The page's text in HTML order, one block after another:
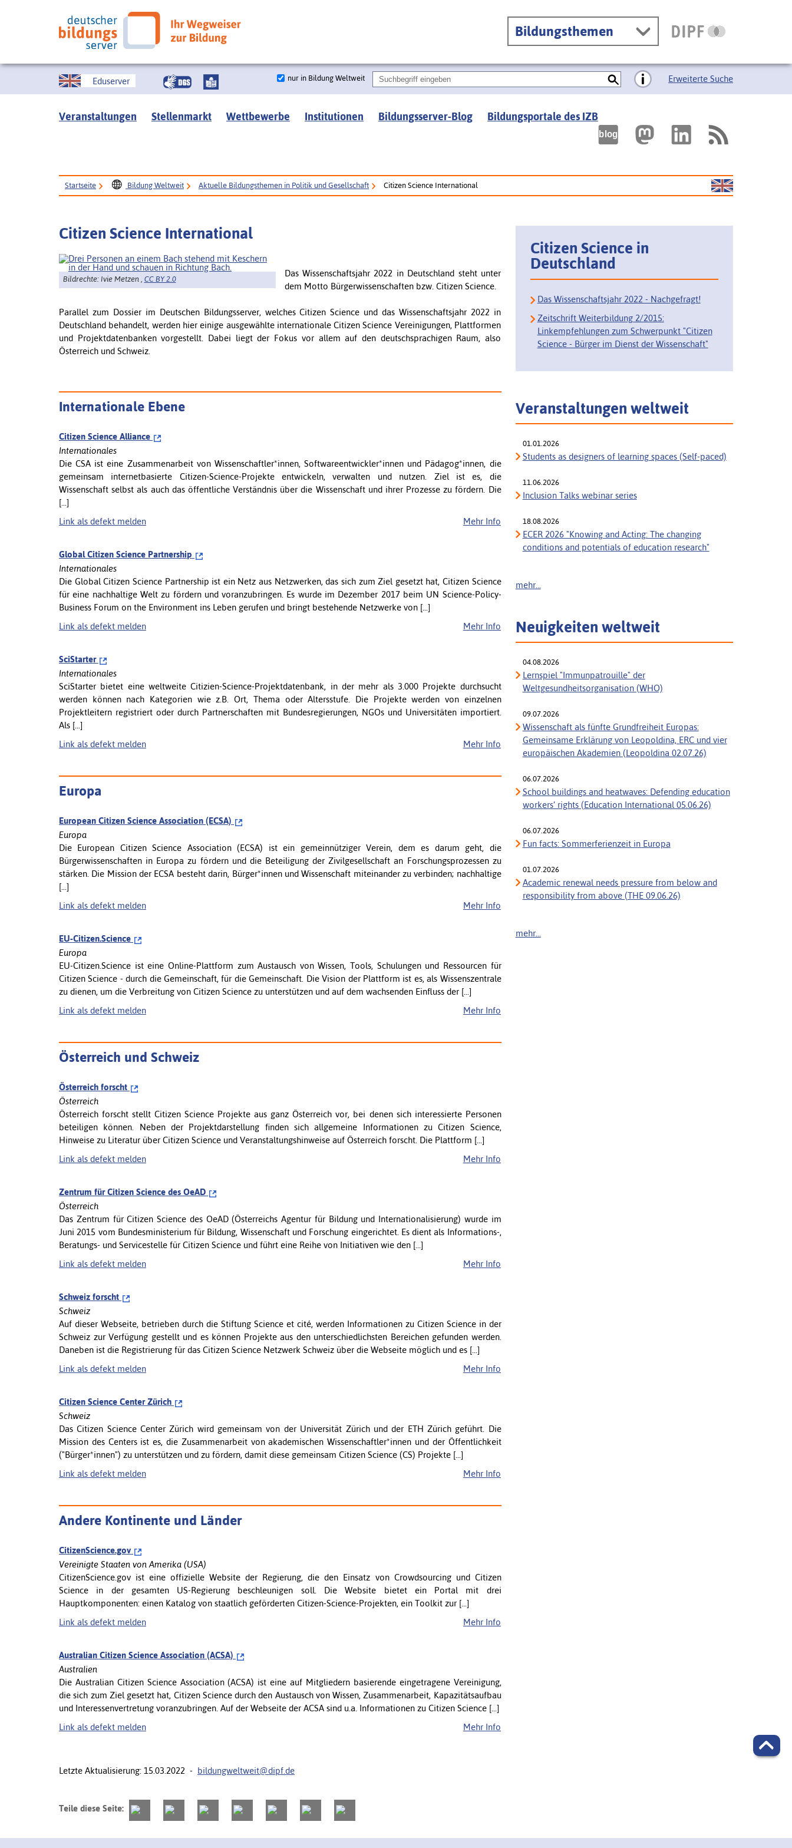
Bildungsthemen
Eduserver nur in Bildung Weltweit Erweiterte Suche
Veranstaltungen Stellenmarkt Wettbewerbe Institutionen Bildungsserver-Blog Bildungsportale des IZB
Startseite Bildung Weltweit Aktuelle Bildungsthemen in Politik und Gesellschaft Citizen Science International
Citizen Science International
Bildrechte: Ivie Metzen , CC BY 2.0
Das Wissenschaftsjahr 2022 in Deutschland steht unter
dem Motto Bürgerwissenschaften bzw. Citizen Science.
Parallel zum Dossier im Deutschen Bildungsserver, welches Citizen Science und das Wissenschaftsjahr 2022 in
Deutschland behandelt, werden hier einige ausgewählte internationale Citizen Science Vereinigungen, Plattformen
und Projektdatenbanken vorgestellt. Dabei liegt der Fokus vor allem auf den deutschsprachigen Raum, also
Österreich und Schweiz.
Internationale Ebene
Citizen Science Alliance
Internationales
Die CSA ist eine Zusammenarbeit von Wissenschaftler*innen, Softwareentwickler*innen und Pädagog*innen, die
gemeinsam internetbasierte Citizen-Science-Projekte entwickeln, verwalten und nutzen. Ziel ist es, die
Wissenschaft selbst als auch das öffentliche Verständnis über die Wissenschaft und ihrer Prozesse zu fördern. Die
[...]
Mehr Info
Link als defekt melden
Global Citizen Science Partnership
Internationales
Die Global Citizen Science Partnership ist ein Netz aus Netzwerken, das sich zum Ziel gesetzt hat, Citizen Science
für eine nachhaltige Welt zu fördern und voranzubringen. Es wurde im Dezember 2017 beim UN Science-Policy-
Business Forum on the Environment ins Leben gerufen und bringt bestehende Netzwerke von [...]
Mehr Info
Link als defekt melden
SciStarter
Internationales
SciStarter bietet eine weltweite Citizien-Science-Projektdatenbank, in der mehr als 3.000 Projekte durchsucht
werden können nach Kategorien wie z.B. Ort, Thema oder Altersstufe. Die Projekte werden von einzelnen
Projektleitern registriert oder durch Partnerschaften mit Bundesregierungen, NGOs und Universitäten importiert.
Als [...]
Mehr Info
Link als defekt melden
Europa
European Citizen Science Association (ECSA)
Europa
Die European Citizen Science Association (ECSA) ist ein gemeinnütziger Verein, dem es darum geht, die
Bürgerwissenschaften in Europa zu fördern und die Beteiligung der Zivilgesellschaft an Forschungsprozessen zu
stärken. Die Mission der ECSA besteht darin, Bürger*innen und Wissenschaft miteinander zu verbinden; nachhaltige
[...]
Mehr Info
Link als defekt melden
EU-Citizen.Science
Europa
EU-Citizen.Science ist eine Online-Plattform zum Austausch von Wissen, Tools, Schulungen und Ressourcen für
Citizen Science - durch die Gemeinschaft, für die Gemeinschaft. Die Vision der Plattform ist es, als Wissenszentrale
zu dienen, um die Verbreitung von Citizen Science zu unterstützen und auf dem wachsenden Einfluss der [...]
Mehr Info
Link als defekt melden
Österreich und Schweiz
Österreich forscht
Österreich
Österreich forscht stellt Citizen Science Projekte aus ganz Österreich vor, bei denen sich interessierte Personen
beteiligen können. Neben der Projektdarstellung finden sich allgemeine Informationen zu Citizen Science,
Hinweise zu Literatur über Citizen Science und Veranstaltungshinweise auf Österreich forscht. Die Plattform [...]
Mehr Info
Link als defekt melden
Zentrum für Citizen Science des OeAD
Österreich
Das Zentrum für Citizen Science des OeAD (Österreichs Agentur für Bildung und Internationalisierung) wurde im
Juni 2015 vom Bundesministerium für Bildung, Wissenschaft und Forschung eingerichtet. Es dient als Informations-,
Beratungs- und Servicestelle für Citizen Science und führt eine Reihe von Initiativen wie den [...]
Mehr Info
Link als defekt melden
Schweiz forscht
Schweiz
Auf dieser Webseite, betrieben durch die Stiftung Science et cité, werden Informationen zu Citizen Science in der
Schweiz zur Verfügung gestellt und es können Projekte aus den unterschiedlichsten Bereichen gefunden werden.
Daneben ist die Registrierung für das Citizen Science Netzwerk Schweiz über die Webseite möglich und es [...]
Mehr Info
Link als defekt melden
Citizen Science Center Zürich
Schweiz
Das Citizen Science Center Zürich wird gemeinsam von der Universität Zürich und der ETH Zürich geführt. Die
Mission des Centers ist es, die Zusammenarbeit von akademischen Wissenschaftler*innen und der Öffentlichkeit
("Bürger*innen") zu unterstützen und zu fördern, damit diese gemeinsam Citizen Science (CS) Projekte [...]
Mehr Info
Link als defekt melden
Andere Kontinente und Länder
CitizenScience.gov
Vereinigte Staaten von Amerika (USA)
CitizenScience.gov ist eine offizielle Website der Regierung, die den Einsatz von Crowdsourcing und Citizen
Science in der gesamten US-Regierung beschleunigen soll. Die Website bietet ein Portal mit drei
Hauptkomponenten: einen Katalog von staatlich geförderten Citizen-Science-Projekten, ein Toolkit zur [...]
Mehr Info
Link als defekt melden
Australian Citizen Science Association (ACSA)
Australien
Die Australian Citizen Science Association (ACSA) ist eine auf Mitgliedern basierende eingetragene Vereinigung,
die sich zum Ziel gesetzt hat, Citizen Science durch den Austausch von Wissen, Zusammenarbeit, Kapazitätsaufbau
und Interessenvertretung voranzubringen. Auf der Webseite der ACSA sind u.a. Informationen zu Citizen Science [...]
Mehr Info
Link als defekt melden
Letzte Aktualisierung: 15.03.2022 - bildungweltweit@dipf.de
Citizen Science in
Deutschland
Das Wissenschaftsjahr 2022 - Nachgefragt!
Zeitschrift Weiterbildung 2/2015:
Linkempfehlungen zum Schwerpunkt "Citizen
Science - Bürger im Dienst der Wissenschaft"
Veranstaltungen weltweit
01.01.2026
Students as designers of learning spaces (Self-paced)
11.06.2026
Inclusion Talks webinar series
18.08.2026
ECER 2026 "Knowing and Acting: The changing
conditions and potentials of education research"
mehr...
Neuigkeiten weltweit
04.08.2026
Lernspiel "Immunpatrouille" der
Weltgesundheitsorganisation (WHO)
09.07.2026
Wissenschaft als fünfte Grundfreiheit Europas:
Gemeinsame Erklärung von Leopoldina, ERC und vier
europäischen Akademien (Leopoldina 02.07.26)
06.07.2026
School buildings and heatwaves: Defending education
workers’ rights (Education International 05.06.26)
06.07.2026
Fun facts: Sommerferienzeit in Europa
01.07.2026
Academic renewal needs pressure from below and
responsibility from above (THE 09.06.26)
mehr...
Teile diese Seite: